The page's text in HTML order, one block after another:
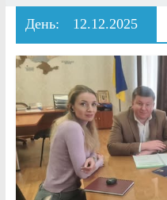
День: 12.12.2025